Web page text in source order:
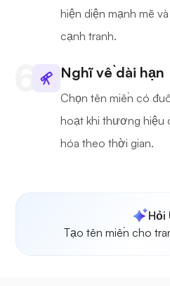
hiện diện mạnh mẽ
cạnh tranh.
Nghĩ về dài hạn
Chọn tên miền có
hoạt khi thương hiệu
hóa theo thời gian.
Hỏi
Tạo tên miền cho